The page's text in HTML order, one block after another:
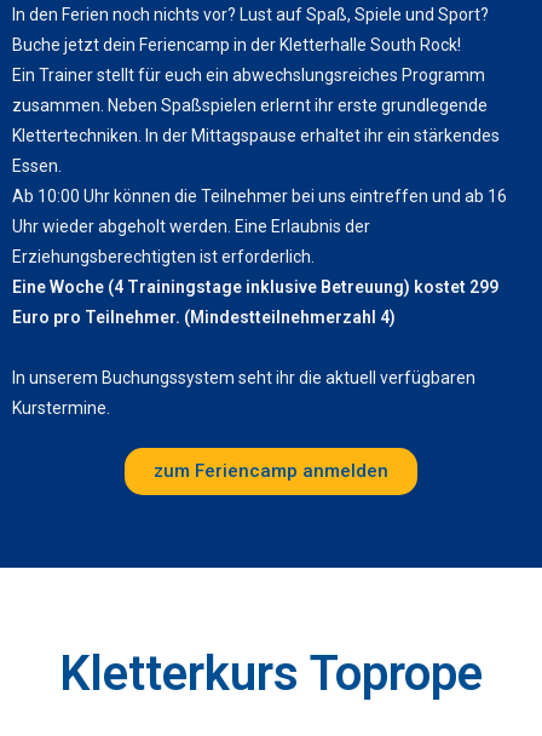
In den Ferien noch nichts vor? Lust auf Spaß, Spiele und Sport?
Buche jetzt dein Feriencamp in der Kletterhalle South Rock!
Ein Trainer stellt für euch ein abwechslungsreiches Programm
zusammen. Neben Spaßspielen erlernt ihr erste grundlegende
Klettertechniken. In der Mittagspause erhaltet ihr ein stärkendes
Essen.
Ab 10:00 Uhr können die Teilnehmer bei uns eintreffen und ab 16
Uhr wieder abgeholt werden. Eine Erlaubnis der
Erziehungsberechtigten ist erforderlich.
Eine Woche (4 Trainingstage inklusive Betreuung) kostet 299
Euro pro Teilnehmer. (Mindestteilnehmerzahl 4)
In unserem Buchungssystem seht ihr die aktuell verfügbaren
Kurstermine.
zum Feriencamp anmelden
Kletterkurs Toprope